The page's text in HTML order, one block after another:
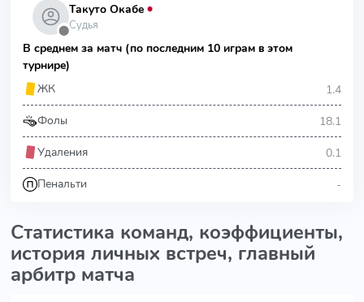
⬤
Такуто Окабе
Судья
В среднем за матч (по последним 10 играм в этом
турнире)
ЖК
1.4
Фолы 18.1
Удаления 0.1
Пенальти -
Статистика команд, коэффициенты,
история личных встреч, главный
арбитр матча